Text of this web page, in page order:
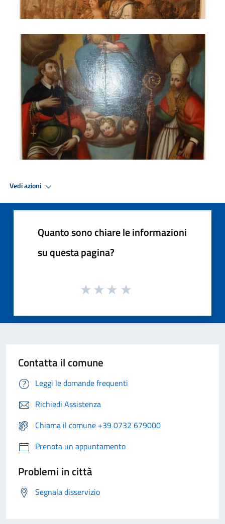
Madonna con San Leopardo
Vedi azioni
Quanto sono chiare le informazioni
su questa pagina?
Contatta il comune
Leggi le domande frequenti
Richiedi Assistenza
Chiama il comune +39 0732 679000
Prenota un appuntamento
Problemi in città
Segnala disservizio